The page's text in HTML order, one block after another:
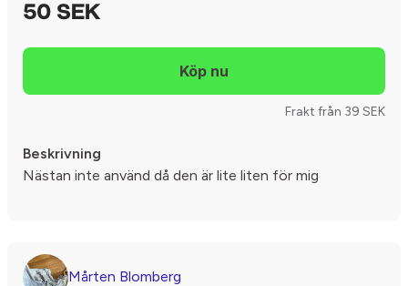
50 SEK
Frakt från 39 SEK
Beskrivning
Nästan inte använd då den är lite liten för mig
Mårten Blomberg